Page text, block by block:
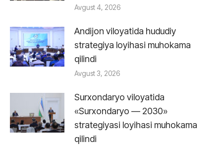
Avgust 4, 2026
Andijon viloyatida hududiy
strategiya loyihasi muhokama
qilindi
Avgust 3, 2026
Surxondaryo viloyatida
«Surxondaryo — 2030»
strategiyasi loyihasi muhokama
qilindi